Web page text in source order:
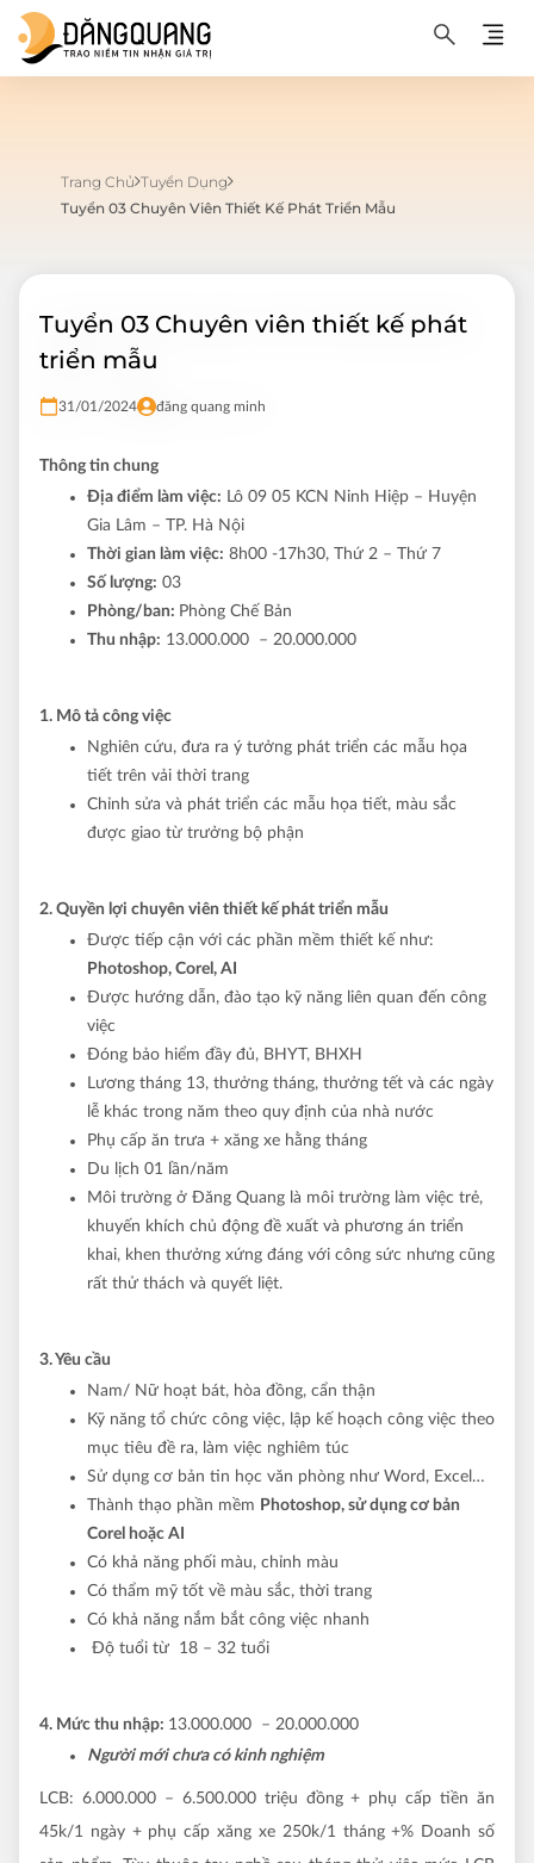
Trang Chủ Tuyển Dụng
Tuyển 03 Chuyên Viên Thiết Kế Phát Triển Mẫu
Tuyển 03 Chuyên viên thiết kế phát
triển mẫu
31/01/2024 đăng quang minh
Thông tin chung
Địa điểm làm việc: Lô 09 05 KCN Ninh Hiệp – Huyện
Gia Lâm – TP. Hà Nội
Thời gian làm việc: 8h00 -17h30, Thứ 2 – Thứ 7
Số lượng: 03
Phòng/ban: Phòng Chế Bản
Thu nhập: 13.000.000 – 20.000.000
1. Mô tả công việc
Nghiên cứu, đưa ra ý tưởng phát triển các mẫu họa
tiết trên vải thời trang
Chỉnh sửa và phát triển các mẫu họa tiết, màu sắc
được giao từ trưởng bộ phận
2. Quyền lợi chuyên viên thiết kế phát triển mẫu
Được tiếp cận với các phần mềm thiết kế như:
Photoshop, Corel, AI
Được hướng dẫn, đào tạo kỹ năng liên quan đến công
việc
Đóng bảo hiểm đầy đủ, BHYT, BHXH
Lương tháng 13, thưởng tháng, thưởng tết và các ngày
lễ khác trong năm theo quy định của nhà nước
Phụ cấp ăn trưa + xăng xe hằng tháng
Du lịch 01 lần/năm
Môi trường ở Đăng Quang là môi trường làm việc trẻ,
khuyến khích chủ động đề xuất và phương án triển
khai, khen thưởng xứng đáng với công sức nhưng cũng
rất thử thách và quyết liệt.
3. Yêu cầu
Nam/ Nữ hoạt bát, hòa đồng, cẩn thận
Kỹ năng tổ chức công việc, lập kế hoạch công việc theo
mục tiêu đề ra, làm việc nghiêm túc
Sử dụng cơ bản tin học văn phòng như Word, Excel…
Thành thạo phần mềm Photoshop, sử dụng cơ bản
Corel hoặc AI
Có khả năng phối màu, chỉnh màu
Có thẩm mỹ tốt về màu sắc, thời trang
Có khả năng nắm bắt công việc nhanh
Độ tuổi từ 18 – 32 tuổi
4. Mức thu nhập: 13.000.000 – 20.000.000
Người mới chưa có kinh nghiệm
LCB: 6.000.000 – 6.500.000 triệu đồng + phụ cấp tiền ăn
45k/1 ngày + phụ cấp xăng xe 250k/1 tháng +% Doanh số